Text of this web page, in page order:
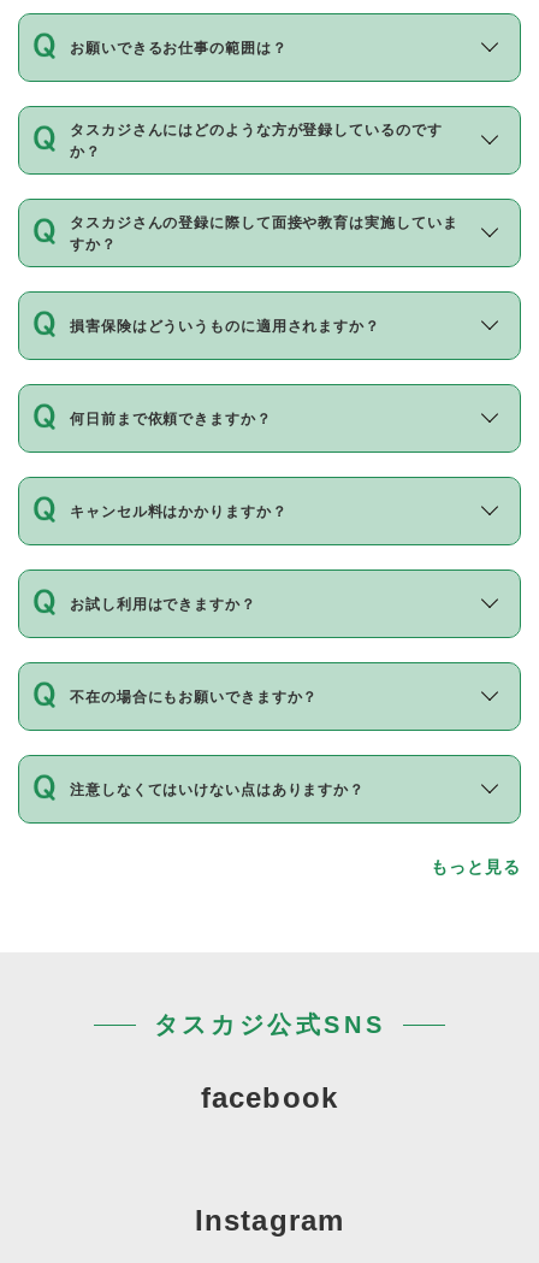
お願いできるお仕事の範囲は？
タスカジさんにはどのような方が登録しているのです
か？
タスカジさんの登録に際して面接や教育は実施していま
すか？
損害保険はどういうものに適用されますか？
何日前まで依頼できますか？
キャンセル料はかかりますか？
お試し利用はできますか？
不在の場合にもお願いできますか？
注意しなくてはいけない点はありますか？
もっと見る
タスカジ公式SNS
facebook
Instagram